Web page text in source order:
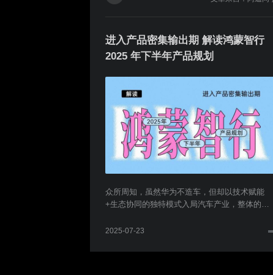
进入产品密集输出期 解读鸿蒙智行
2025 年下半年产品规划
众所周知，虽然华为不造车，但却以技术赋能
+生态协同的独特模式入局汽车产业，整体的销
与华为的联手，鸿蒙智行成功拓展了生态
2025-07-23